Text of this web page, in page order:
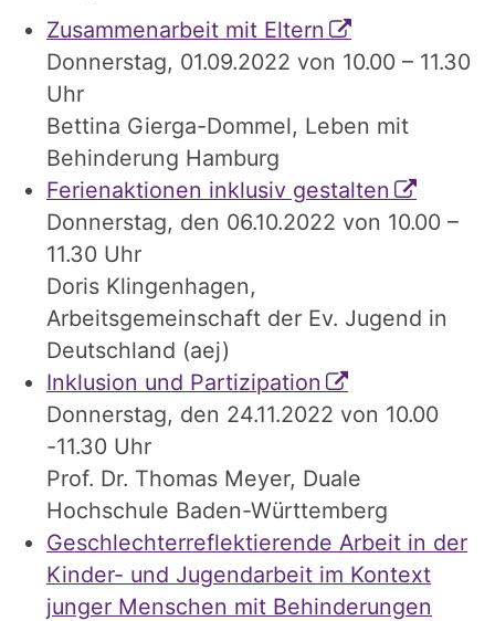
Zusammenarbeit mit Eltern
Donnerstag, 01.09.2022 von 10.00 – 11.30
Uhr
Bettina Gierga-Dommel, Leben mit
Behinderung Hamburg
Ferienaktionen inklusiv gestalten
Donnerstag, den 06.10.2022 von 10.00 –
11.30 Uhr
Doris Klingenhagen,
Arbeitsgemeinschaft der Ev. Jugend in
Deutschland (aej)
Inklusion und Partizipation
Donnerstag, den 24.11.2022 von 10.00
-11.30 Uhr
Prof. Dr. Thomas Meyer, Duale
Hochschule Baden-Württemberg
Geschlechterreflektierende Arbeit in der
Kinder- und Jugendarbeit im Kontext
junger Menschen mit Behinderungen